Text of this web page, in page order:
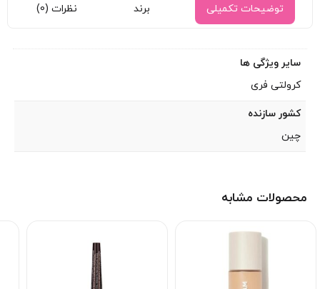
توضیحات تکمیلی برند نظرات (0)
سایر ویژگی ها
کرولتی فری
کشور سازنده
چین
محصولات مشابه